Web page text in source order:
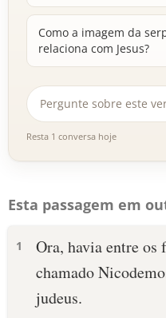
Como a imagem da
relaciona com Jesus?
Resta 1 conversa hoje
Esta passagem em
1
Ora, havia entre os
chamado
judeus.